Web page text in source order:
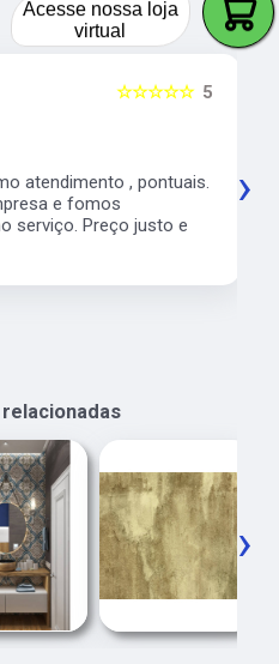
5
☆☆☆☆☆
atendimento , pontuais.
e fomos
serviço. Preço justo e
›
›
Acesse nossa loja
virtual